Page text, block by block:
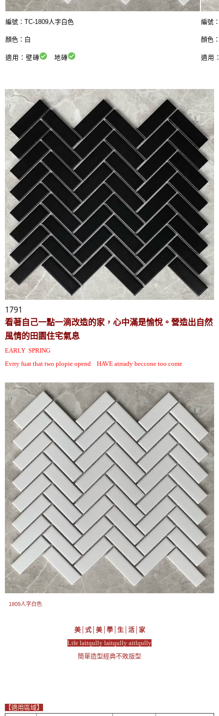
編號： TC-1809人字白色
顏色：白
適用：壁磚 地磚
編號
顏色
適用
1791
看著自己一點一滴改造的家，心中滿是愉悅。營造出自然
風情的田園住宅氣息
EARLY SPRING
Evrry fuat that two plopie opend HAVE atrrady beccone too come
1809人字白色
美│式│美│學│生│活│家
Life laitqully laitqully aitlqully
簡單造型經典不敗版型
【適用區域】